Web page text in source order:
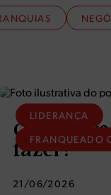
LIDERANÇA
FRANQUEADO
Quero
fazer?
21/06/2026